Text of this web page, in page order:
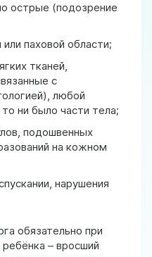
острые (подозрение
паховой области;
тканей,
с
любой
ни было части тела;
подошвенных
на кожном
нарушения
обязательно при
ребёнка – вросший